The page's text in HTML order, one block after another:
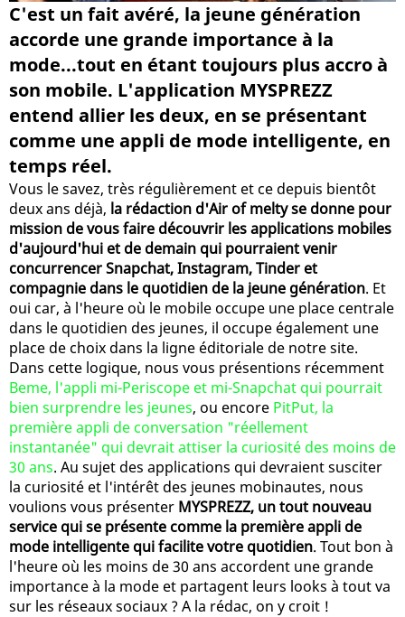
C'est un fait avéré, la jeune génération
accorde une grande importance à la
mode...tout en étant toujours plus accro à
son mobile. L'application MYSPREZZ
entend allier les deux, en se présentant
comme une appli de mode intelligente, en
temps réel.
Vous le savez, très régulièrement et ce depuis bientôt
deux ans déjà, la rédaction d'Air of melty se donne pour
mission de vous faire découvrir les applications mobiles
d'aujourd'hui et de demain qui pourraient venir
concurrencer Snapchat, Instagram, Tinder et
compagnie dans le quotidien de la jeune génération. Et
oui car, à l'heure où le mobile occupe une place centrale
dans le quotidien des jeunes, il occupe également une
place de choix dans la ligne éditoriale de notre site.
Dans cette logique, nous vous présentions récemment
Beme, l'appli mi-Periscope et mi-Snapchat qui pourrait
bien surprendre les jeunes, ou encore PitPut, la
première appli de conversation "réellement
instantanée" qui devrait attiser la curiosité des moins de
30 ans. Au sujet des applications qui devraient susciter
la curiosité et l'intérêt des jeunes mobinautes, nous
voulions vous présenter MYSPREZZ, un tout nouveau
service qui se présente comme la première appli de
mode intelligente qui facilite votre quotidien. Tout bon à
l'heure où les moins de 30 ans accordent une grande
importance à la mode et partagent leurs looks à tout va
sur les réseaux sociaux ? A la rédac, on y croit !